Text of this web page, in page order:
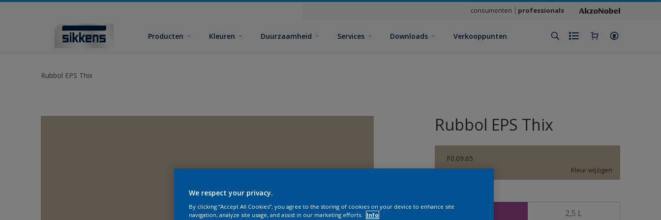
consumenten professionals
Producten Kleuren Duurzaamheid Services Downloads Verkooppunten
Rubbol EPS Thix
Rubbol EPS Thix
F0.09.65
Kleur wijzigen
2,5 L
We respect your privacy.
By clicking “Accept All Cookies”, you agree to the storing of cookies on your device to enhance site
navigation, analyze site usage, and assist in our marketing efforts.
Info